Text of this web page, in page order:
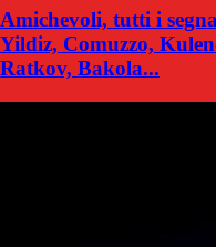
Amichevoli, tutti i
Yildiz, Comuzzo,
Ratkov, Bakola...